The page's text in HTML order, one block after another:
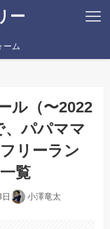
ー
ーム
ル（〜2022
、パパママ
リーラン
覧
小澤竜太